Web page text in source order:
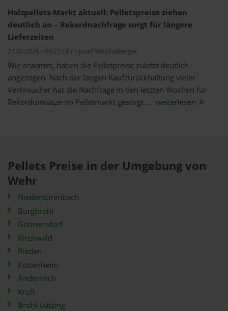
Holzpellets-Markt aktuell: Pelletspreise ziehen
deutlich an – Rekordnachfrage sorgt für längere
Lieferzeiten
27.07.2026 • 09:23 Uhr • Josef Weichslberger
Wie erwartet, haben die Pelletpreise zuletzt deutlich
angezogen. Nach der langen Kaufzurückhaltung vieler
Verbraucher hat die Nachfrage in den letzten Wochen für
Rekordumsätze im Pelletmarkt gesorgt.... weiterlesen
Pellets Preise in der Umgebung von
Wehr
Niederdürenbach
Burgbrohl
Gönnersdorf
Kirchwald
Rieden
Kottenheim
Andernach
Kruft
Brohl-Lützing